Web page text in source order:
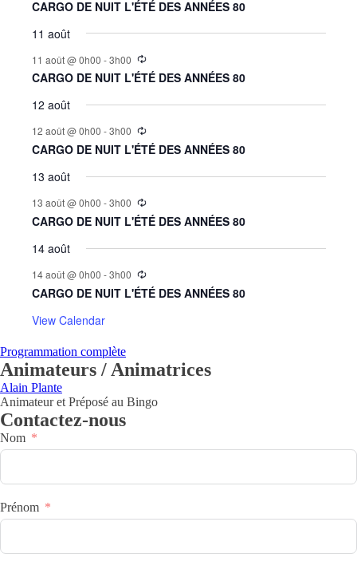
CARGO DE NUIT L'ÉTÉ DES ANNÉES 80
11 août
11 août @ 0h00 -3h00
CARGO DE NUIT L'ÉTÉ DES ANNÉES 80
12 août
12 août @ 0h00 -3h00
CARGO DE NUIT L'ÉTÉ DES ANNÉES 80
13 août
13 août @ 0h00 -3h00
CARGO DE NUIT L'ÉTÉ DES ANNÉES 80
14 août
14 août @ 0h00 -3h00
CARGO DE NUIT L'ÉTÉ DES ANNÉES 80
View Calendar
Programmation complète
Animateurs / Animatrices
Alain Plante
Animateur et Préposé au Bingo
Contactez-nous
Nom
Prénom